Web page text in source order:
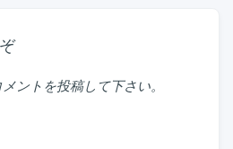
ントを投稿して下さい。